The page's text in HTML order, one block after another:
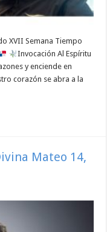
XVII Semana Tiempo
Invocación Al Espíritu
y enciende en
corazón se abra a la
Mateo 14,